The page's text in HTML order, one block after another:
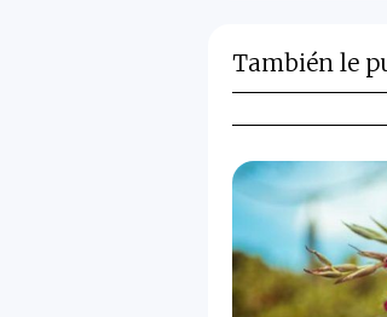
También le